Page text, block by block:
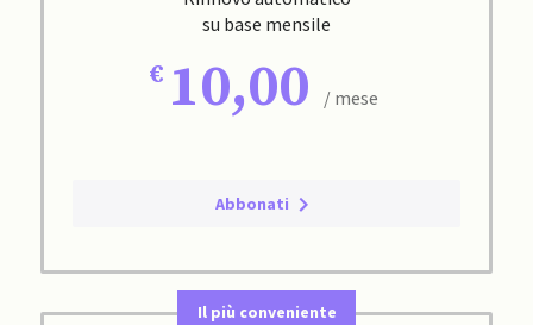
su base mensile
10,00 / mese
Abbonati
Il più conveniente